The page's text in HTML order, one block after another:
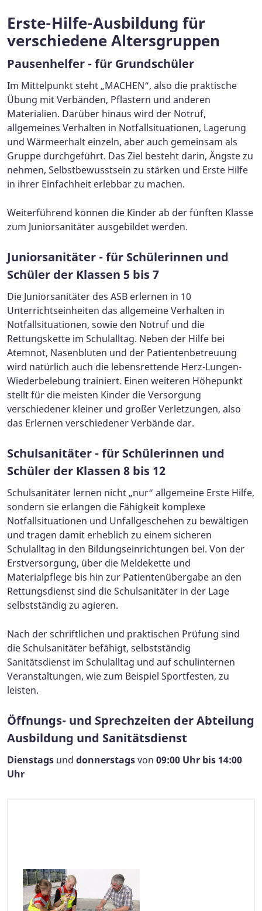
Erste-Hilfe-Ausbildung für
verschiedene Altersgruppen
Pausenhelfer - für Grundschüler
Im Mittelpunkt steht „MACHEN“, also die praktische
Übung mit Verbänden, Pflastern und anderen
Materialien. Darüber hinaus wird der Notruf,
allgemeines Verhalten in Notfallsituationen, Lagerung
und Wärmeerhalt einzeln, aber auch gemeinsam als
Gruppe durchgeführt. Das Ziel besteht darin, Ängste zu
nehmen, Selbstbewusstsein zu stärken und Erste Hilfe
in ihrer Einfachheit erlebbar zu machen.
Weiterführend können die Kinder ab der fünften Klasse
zum Juniorsanitäter ausgebildet werden.
Juniorsanitäter - für Schülerinnen und
Schüler der Klassen 5 bis 7
Die Juniorsanitäter des ASB erlernen in 10
Unterrichtseinheiten das allgemeine Verhalten in
Notfallsituationen, sowie den Notruf und die
Rettungskette im Schulalltag. Neben der Hilfe bei
Atemnot, Nasenbluten und der Patientenbetreuung
wird natürlich auch die lebensrettende Herz-Lungen-
Wiederbelebung trainiert. Einen weiteren Höhepunkt
stellt für die meisten Kinder die Versorgung
verschiedener kleiner und großer Verletzungen, also
das Erlernen verschiedener Verbände dar.
Schulsanitäter - für Schülerinnen und
Schüler der Klassen 8 bis 12
Schulsanitäter lernen nicht „nur“ allgemeine Erste Hilfe,
sondern sie erlangen die Fähigkeit komplexe
Notfallsituationen und Unfallgeschehen zu bewältigen
und tragen damit erheblich zu einem sicheren
Schulalltag in den Bildungseinrichtungen bei. Von der
Erstversorgung, über die Meldekette und
Materialpflege bis hin zur Patientenübergabe an den
Rettungsdienst sind die Schulsanitäter in der Lage
selbstständig zu agieren.
Nach der schriftlichen und praktischen Prüfung sind
die Schulsanitäter befähigt, selbstständig
Sanitätsdienst im Schulalltag und auf schulinternen
Veranstaltungen, wie zum Beispiel Sportfesten, zu
leisten.
Öffnungs- und Sprechzeiten der Abteilung
Ausbildung und Sanitätsdienst
Dienstags und donnerstagsvon 09:00 Uhr bis 14:00
Uhr